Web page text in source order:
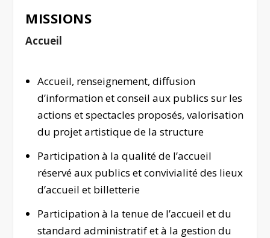
MISSIONS
Accueil
Accueil, renseignement, diffusion
d’information et conseil aux publics sur les
actions et spectacles proposés, valorisation
du projet artistique de la structure
Participation à la qualité de l’accueil
réservé aux publics et convivialité des lieux
d’accueil et billetterie
Participation à la tenue de l’accueil et du
standard administratif et à la gestion du